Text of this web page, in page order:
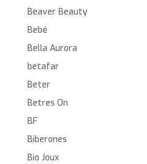
Beaver Beauty
Bebé
Bella Aurora
betafar
Beter
Betres On
BF
Biberones
Bio Joux